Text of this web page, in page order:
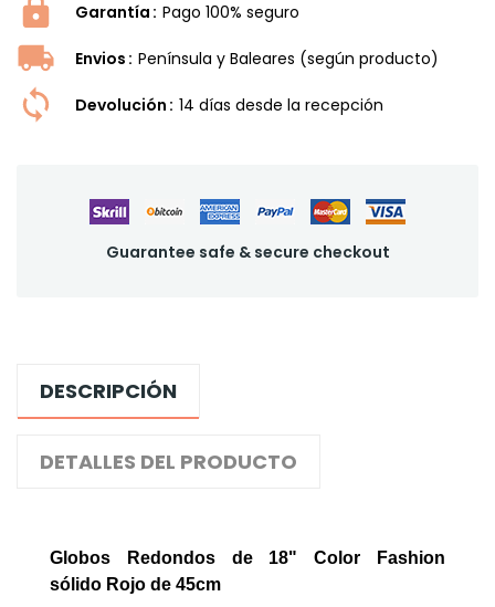
Garantía Pago 100% seguro
Envios Península y Baleares (según producto)
Devolución 14 dí­as desde la recepción
Guarantee safe & secure checkout
DESCRIPCIÓN
DETALLES DEL PRODUCTO
Globos Redondosde 18" Color Fashion
sólido Rojo de 45cm